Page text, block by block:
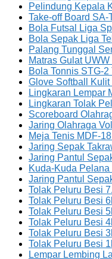
Pelindung Kepala
Take-off Board
Bola Futsal Liga
Bola Sepak Liga
Palang Tunggal
Matras Gulat UWW
Bola Tonnis STG-2
Glove Softball Kulit
Lingkaran Lempar
Lingkaran Tolak
Scoreboard
Jaring Olahraga
Meja Tenis MDF-
Jaring Sepak
Jaring Pantul
Kuda-Kuda
Jaring Pantul
Tolak Peluru Besi
Tolak Peluru Besi
Tolak Peluru Besi
Tolak Peluru Besi
Tolak Peluru Besi
Tolak Peluru Besi
Lempar Lembing